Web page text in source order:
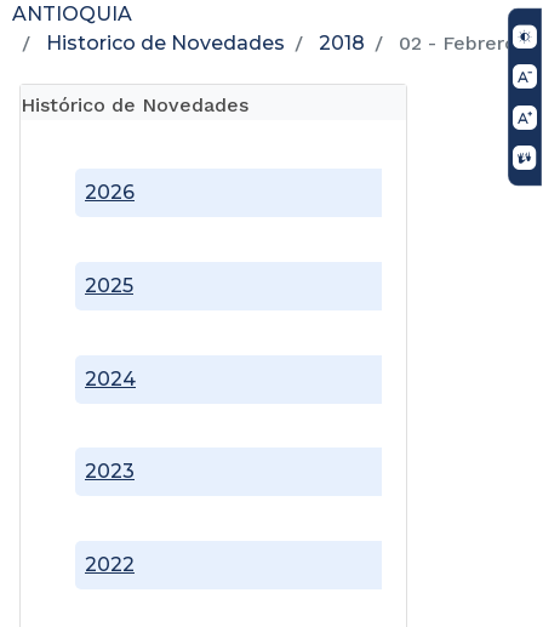
ANTIOQUIA
Historico de Novedades
2018 02 - Febrero
Histórico de Novedades
2022
2023
2024
2025
2026